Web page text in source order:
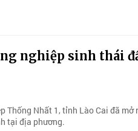
nghiệp sinh thái
Thống Nhất 1, tỉnh Lào Cai đã mở
tại địa phương.